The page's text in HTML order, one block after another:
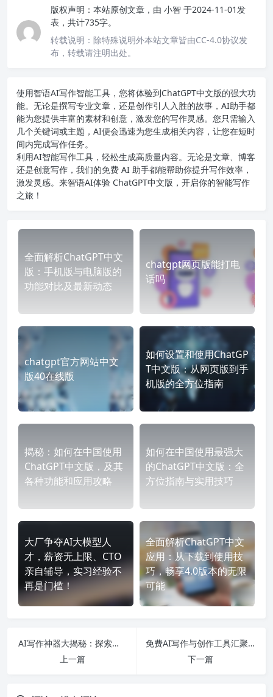
版权声明： 本站原创文章，由 小智 于2024-11-01发
表，共计735字。
转载说明： 除特殊说明外本站文章皆由CC-4.0协议发
布，转载请注明出处。
使用智语AI写作智能工具，您将体验到ChatGPT中文版的强大功
能。无论是撰写专业文章，还是创作引人入胜的故事，AI助手都
能为您提供丰富的素材和创意，激发您的写作灵感。您只需输入
几个关键词或主题，AI便会迅速为您生成相关内容，让您在短时
间内完成写作任务。
利用AI智能写作工具，轻松生成高质量内容。无论是文章、博客
还是创意写作，我们的免费 AI 助手都能帮助你提升写作效率，
激发灵感。来智语AI体验 ChatGPT中文版 ，开启你的智能写作
之旅！
全面解析ChatGPT中文
版：手机版与电脑版的
功能对比及最新动态
chatgpt网页版能打电
话吗
chatgpt官方网站中文
版40在线版
如何设置和使用ChatGP
T中文版：从网页版到手
机版的全方位指南
揭秘：如何在中国使用
ChatGPT中文版，及其
各种功能和应用攻略
如何在中国使用最强大
的ChatGPT中文版：全
方位指南与实用技巧
大厂争夺AI大模型人
才，薪资无上限、CTO
亲自辅导，实习经验不
再是门槛！
全面解析ChatGPT中文
应用：从下载到使用技
巧，畅享4.0版本的无限
可能
AI写作神器大揭秘：探索免费的智能写作工具与应用场景，助你高效创作！
上一篇
免费AI写作与创作工具汇聚，助力文创领域迅速飞跃！
下一篇